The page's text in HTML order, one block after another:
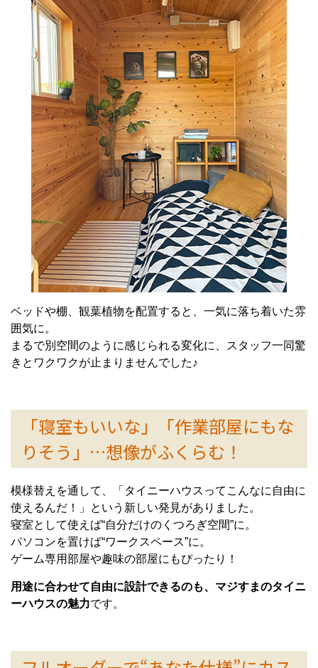
ベッドや棚、観葉植物を配置すると、一気に落ち着いた雰
囲気に。
まるで別空間のように感じられる変化に、スタッフ一同驚
きとワクワクが止まりませんでした♪
「寝室もいいな」「作業部屋にもな
りそう」…想像がふくらむ！
模様替えを通して、「タイニーハウスってこんなに自由に
使えるんだ！」という新しい発見がありました。
寝室として使えば“自分だけのくつろぎ空間”に。
パソコンを置けば“ワークスペース”に。
ゲーム専用部屋や趣味の部屋にもぴったり！
用途に合わせて自由に設計できるのも、マジすまのタイニ
ーハウスの魅力です。